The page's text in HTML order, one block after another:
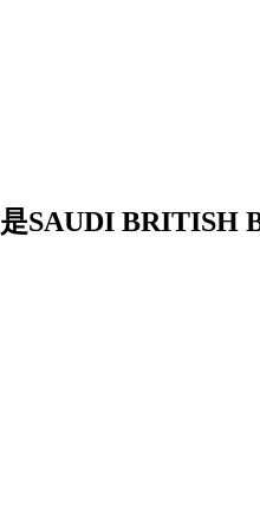
是SAUDI BRITISH